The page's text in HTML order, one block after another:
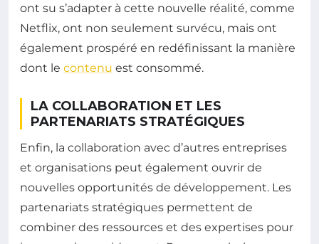
ont su s’adapter à cette nouvelle réalité, comme
Netflix, ont non seulement survécu, mais ont
également prospéré en redéfinissant la manière
dont le contenu est consommé.
LA COLLABORATION ET LES
PARTENARIATS STRATÉGIQUES
Enfin, la collaboration avec d’autres entreprises
et organisations peut également ouvrir de
nouvelles opportunités de développement. Les
partenariats stratégiques permettent de
combiner des ressources et des expertises pour